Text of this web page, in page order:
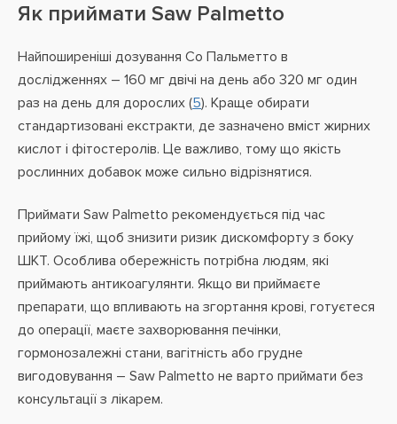
Як приймати Saw Palmetto
Найпоширеніші дозування Со Пальметто в
дослідженнях – 160 мг двічі на день або 320 мг один
раз на день для дорослих (5). Краще обирати
стандартизовані екстракти, де зазначено вміст жирних
кислот і фітостеролів. Це важливо, тому що якість
рослинних добавок може сильно відрізнятися.
Приймати Saw Palmetto рекомендується під час
прийому їжі, щоб знизити ризик дискомфорту з боку
ШКТ. Особлива обережність потрібна людям, які
приймають антикоагулянти. Якщо ви приймаєте
препарати, що впливають на згортання крові, готуєтеся
до операції, маєте захворювання печінки,
гормонозалежні стани, вагітність або грудне
вигодовування – Saw Palmetto не варто приймати без
консультації з лікарем.